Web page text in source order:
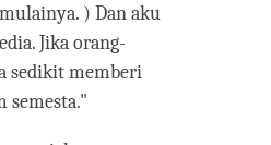
) Dan aku
Jika orang-
sedikit memberi
semesta."